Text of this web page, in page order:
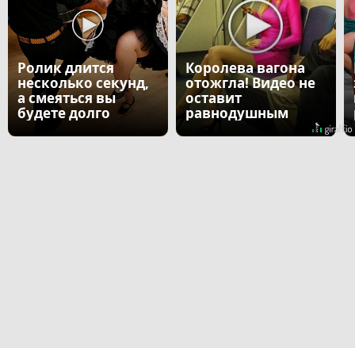
Ролик длится
несколько секунд,
а смеяться вы
будете долго
Королева вагона
отожгла! Видео не
оставит
равнодушным